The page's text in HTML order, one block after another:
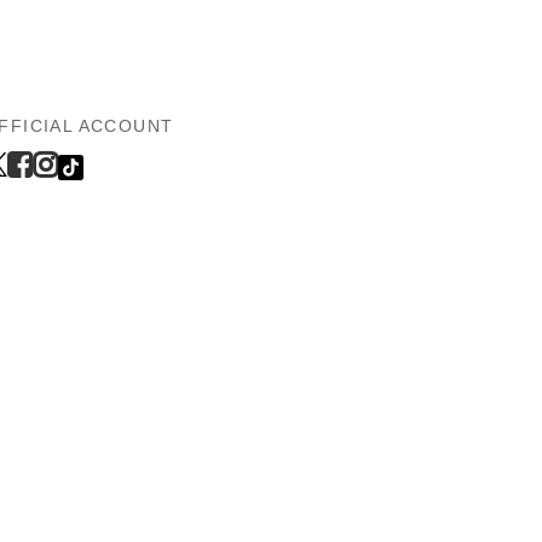
ACCOUNT